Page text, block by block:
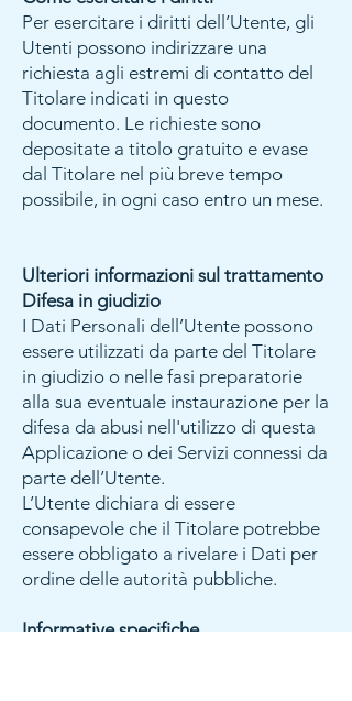
Per esercitare i diritti dell’Utente, gli
Utenti possono indirizzare una
richiesta agli estremi di contatto del
Titolare indicati in questo
documento. Le richieste sono
depositate a titolo gratuito e evase
dal Titolare nel più breve tempo
possibile, in ogni caso entro un mese.
Ulteriori informazioni sul trattamento
Difesa in giudizio
I Dati Personali dell’Utente possono
essere utilizzati da parte del Titolare
in giudizio o nelle fasi preparatorie
alla sua eventuale instaurazione per la
difesa da abusi nell'utilizzo di questa
Applicazione o dei Servizi connessi da
parte dell’Utente.
L’Utente dichiara di essere
consapevole che il Titolare potrebbe
essere obbligato a rivelare i Dati per
ordine delle autorità pubbliche.
Informative specifiche